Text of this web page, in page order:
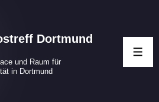
Dortmund
und Raum für
in Dortmund